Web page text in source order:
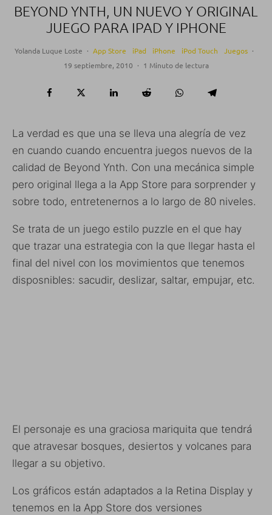
BEYOND YNTH, UN NUEVO Y ORIGINAL
JUEGO PARA IPAD Y IPHONE
Yolanda Luque Loste · App Store iPad iPhone iPod Touch Juegos ·
19 septiembre, 2010 · 1 Minuto de lectura
La verdad es que una se lleva una alegría de vez
en cuando cuando encuentra juegos nuevos de la
calidad de Beyond Ynth. Con una mecánica simple
pero original llega a la App Store para sorprender y
sobre todo, entretenernos a lo largo de 80 niveles.
Se trata de un juego estilo puzzle en el que hay
que trazar una estrategia con la que llegar hasta el
final del nivel con los movimientos que tenemos
disposnibles: sacudir, deslizar, saltar, empujar, etc.
El personaje es una graciosa mariquita que tendrá
que atravesar bosques, desiertos y volcanes para
llegar a su objetivo.
Los gráficos están adaptados a la Retina Display y
tenemos en la App Store dos versiones